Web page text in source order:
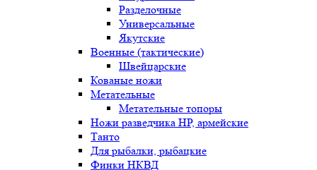
Разделочные
Универсальные
Якутские
Военные (тактические)
Швейцарские
Кованые ножи
Метательные
Метательные топоры
Ножи разведчика НР, армейские
Танто
Для рыбалки, рыбацкие
Финки НКВД